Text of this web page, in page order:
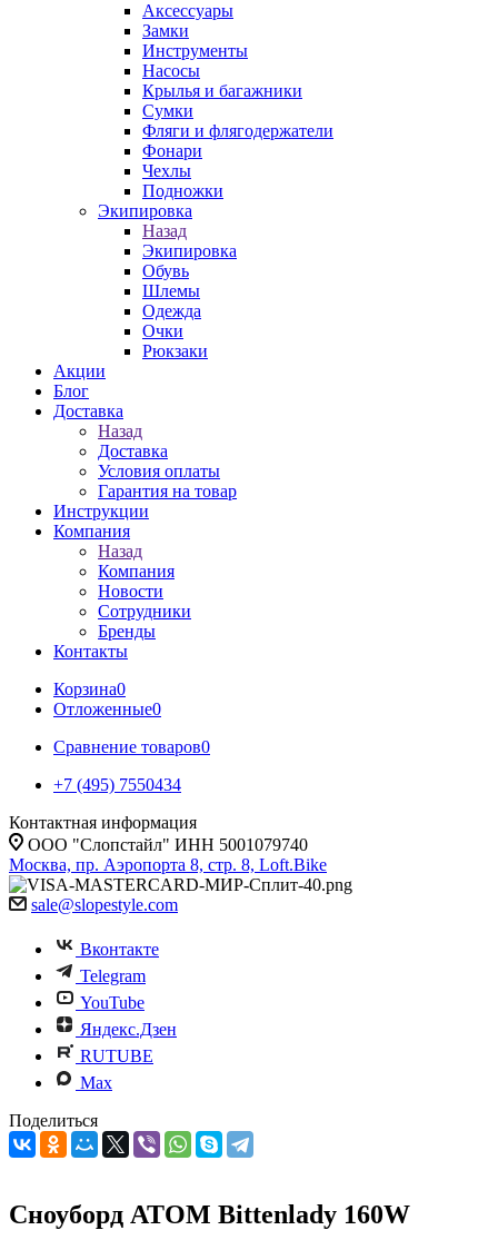
Аксессуары
Замки
Инструменты
Насосы
Крылья и багажники
Сумки
Фляги и флягодержатели
Фонари
Чехлы
Подножки
Экипировка
Назад
Экипировка
Обувь
Шлемы
Одежда
Очки
Рюкзаки
Акции
Блог
Доставка
Назад
Доставка
Условия оплаты
Гарантия на товар
Инструкции
Компания
Назад
Компания
Новости
Сотрудники
Бренды
Контакты
Корзина0
Отложенные0
Сравнение товаров0
+7 (495) 7550434
Контактная информация
ООО "Слопстайл" ИНН 5001079740
Москва, пр. Аэропорта 8, стр. 8, Loft.Bike
sale@slopestyle.com
Вконтакте
Telegram
YouTube
Яндекс.Дзен
RUTUBE
Max
Поделиться
Сноуборд ATOM Bittenlady 160W